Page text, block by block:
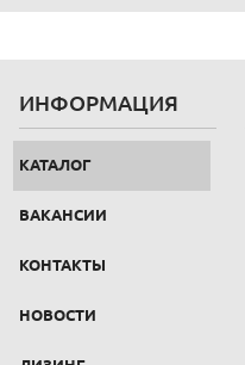
ИНФОРМАЦИЯ
КАТАЛОГ
ВАКАНСИИ
КОНТАКТЫ
НОВОСТИ